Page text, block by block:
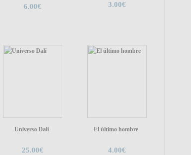
6.00€ 3.00€
Universo Dalí
25.00€
El último hombre
4.00€